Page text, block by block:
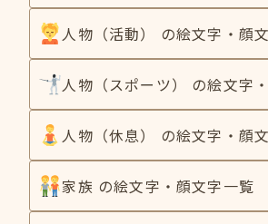
人物（活動） の絵文字・顔
人物（スポーツ） の絵文字
人物（休息） の絵文字・顔
家族 の絵文字・顔文字一覧